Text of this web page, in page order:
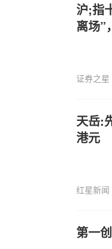
沪;指
离场”
证券之星
天岳:
港元
红星新闻
第一